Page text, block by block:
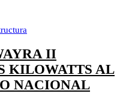
II
KILOWATTS AL
NACIONAL